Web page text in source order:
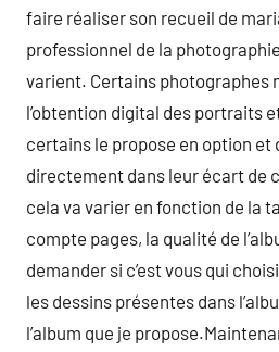
faire réaliser son recueil de
professionnel de la
varient. Certains photographes
l’obtention digital des portraits
certains le propose en option et
directement dans leur écart de
cela va varier en fonction de la
compte pages, la qualité de
demander si c’est vous qui
les dessins présentes dans
l’album que je